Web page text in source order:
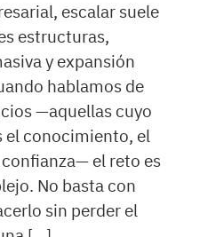
escalar suele
estructuras,
y expansión
hablamos de
—aquellas cuyo
el conocimiento, el
el reto es
No basta con
sin perder el